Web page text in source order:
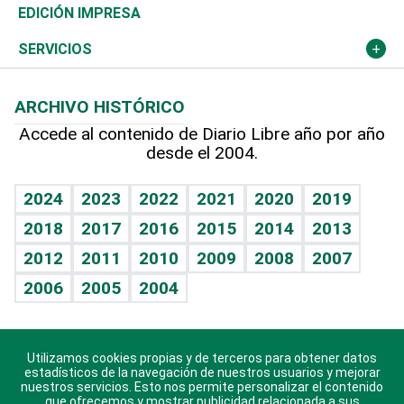
Caribe
Resto del mundo
Global y variable
Economía personal
Novedades
Podcast Arte Libre
Hablando con el pediatra
Vida y familia
Eñe
Celebrando la vida
Sin complejos
En pocas palabras
Escuchando al corazón
Olimpismo
Más deportes
Línea de hit
TBT Deportivo
Noticiero Poteleche
Columnistas
Más firmas
Martes de tecnología
Cambio climático
Deportes
Opinión
Hecho en casa
Guía del dinero
EDICIÓN IMPRESA
SERVICIOS
Cumpleaños
Horóscopos
Crucigramas
ARCHIVO HISTÓRICO
Accede al contenido de Diario Libre año por año
desde el 2004.
2024 2023 2022 2021 2020
2019
2018
2017 2016 2015 2014
2013
2012
2011 2010 2009 2008
2007
2006
2005 2004
Descarga nuestras aplicaciones para Android, iOS y
sistema Huawei.
Utilizamos cookies propias y de terceros para obtener datos
estadísticos de la navegación de nuestros usuarios y mejorar
nuestros servicios. Esto nos permite personalizar el contenido